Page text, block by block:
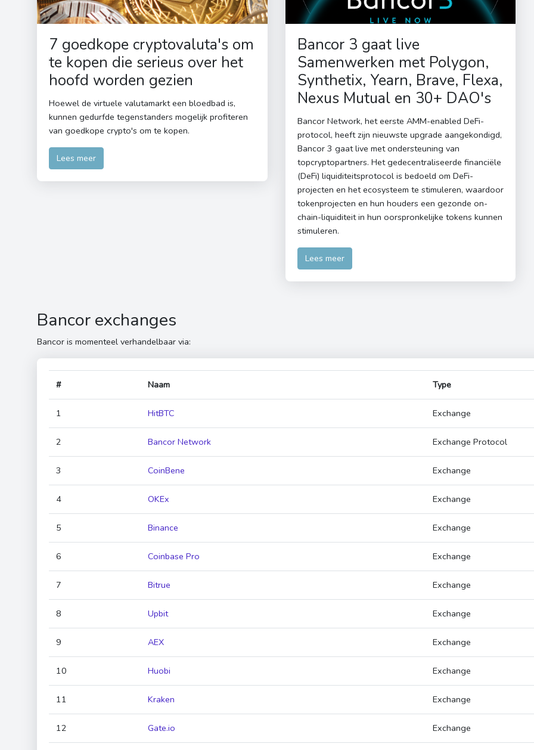
7 goedkope cryptovaluta's om
te kopen die serieus over het
hoofd worden gezien
Hoewel de virtuele valutamarkt een bloedbad is,
kunnen gedurfde tegenstanders mogelijk profiteren
van goedkope crypto's om te kopen.
Lees meer
Bancor 3 gaat live
Samenwerken met Polygon,
Synthetix, Yearn, Brave, Flexa,
Nexus Mutual en 30+ DAO's
Bancor Network, het eerste AMM-enabled DeFi-
protocol, heeft zijn nieuwste upgrade aangekondigd,
Bancor 3 gaat live met ondersteuning van
topcryptopartners. Het gedecentraliseerde financiële
(DeFi) liquiditeitsprotocol is bedoeld om DeFi-
projecten en het ecosysteem te stimuleren, waardoor
tokenprojecten en hun houders een gezonde on-
chain-liquiditeit in hun oorspronkelijke tokens kunnen
stimuleren.
Lees meer
Bancor exchanges
Bancor is momenteel verhandelbaar via:
# Naam Type
1 HitBTC Exchange
2 Bancor Network Exchange Protocol
3 CoinBene Exchange
4 OKEx Exchange
5 Binance Exchange
6 Coinbase Pro Exchange
7 Bitrue Exchange
8 Upbit Exchange
9 AEX Exchange
10 Huobi Exchange
11 Kraken Exchange
12 Gate.io Exchange